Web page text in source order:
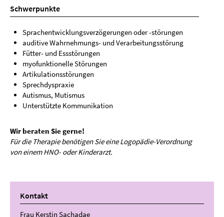
Schwerpunkte
Sprachentwicklungsverzögerungen oder -störungen
auditive Wahrnehmungs- und Verarbeitungsstörung
Fütter- und Essstörungen
myofunktionelle Störungen
Artikulationsstörungen
Sprechdyspraxie
Autismus, Mutismus
Unterstützte Kommunikation
Wir beraten Sie gerne!
Für die Therapie benötigen Sie eine Logopädie-Verordnung
von einem HNO- oder Kinderarzt.
Kontakt
Frau Kerstin Sachadae